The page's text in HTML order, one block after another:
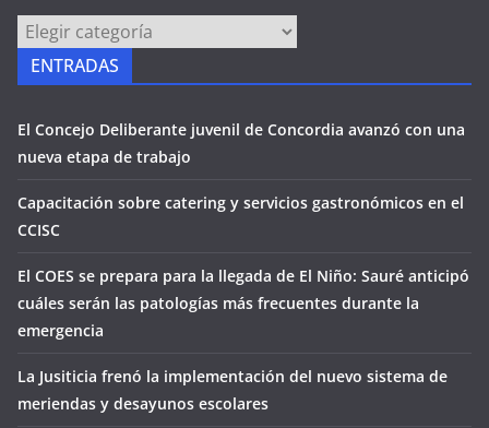
PÁGINAS
ENTRADAS
El Concejo Deliberante juvenil de Concordia avanzó con una
nueva etapa de trabajo
Capacitación sobre catering y servicios gastronómicos en el
CCISC
El COES se prepara para la llegada de El Niño: Sauré anticipó
cuáles serán las patologías más frecuentes durante la
emergencia
La Jusiticia frenó la implementación del nuevo sistema de
meriendas y desayunos escolares